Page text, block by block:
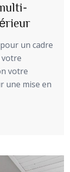
un cadre
votre
votre
une mise en